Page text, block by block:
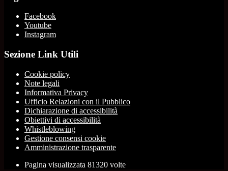
Facebook
Youtube
Instagram
Sezione Link Utili
Cookie policy
Note legali
Informativa Privacy
Ufficio Relazioni con il Pubblico
Dichiarazione di accessibilità
Obiettivi di accessibilità
Whistleblowing
Gestione consensi cookie
Amministrazione trasparente
Pagina visualizzata 81320 volte